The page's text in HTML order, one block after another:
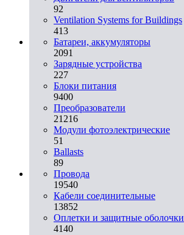
92
Ventilation Systems for Buildings
413
Батареи, аккумуляторы
2091
Зарядные устройства
227
Блоки питания
9400
Преобразователи
21216
Модули фотоэлектрические
51
Ballasts
89
Провода
19540
Кабели соединительные
13852
Оплетки и защитные оболочки
4140